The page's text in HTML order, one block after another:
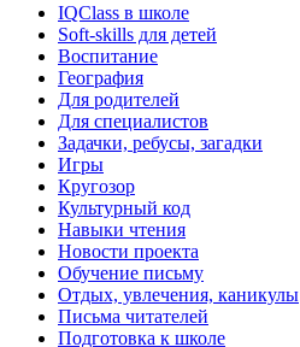
IQClass в школе
Soft-skills для детей
Воспитание
География
Для родителей
Для специалистов
Задачки, ребусы, загадки
Игры
Кругозор
Культурный код
Навыки чтения
Новости проекта
Обучение письму
Отдых, увлечения, каникулы
Письма читателей
Подготовка к школе